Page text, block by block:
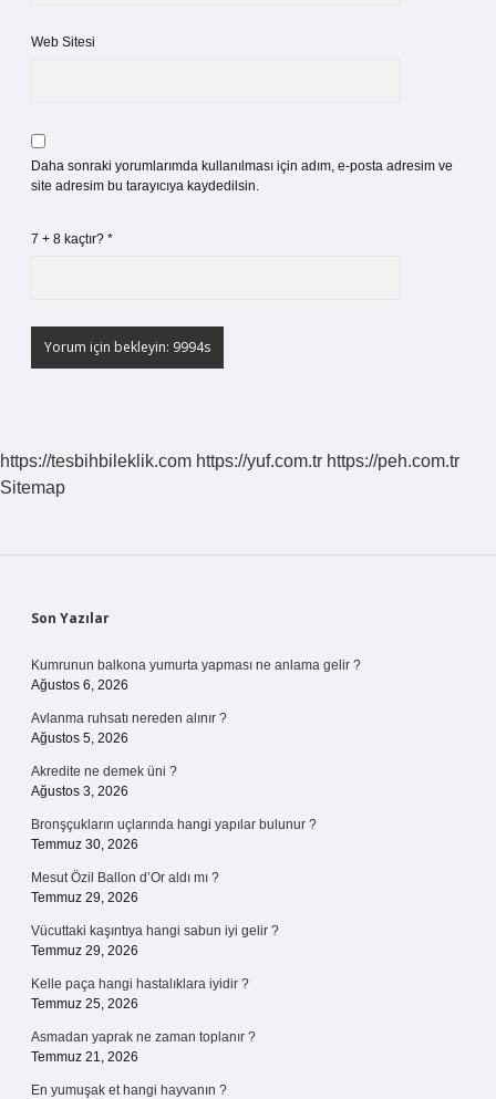
Web Sitesi
Daha sonraki yorumlarımda kullanılması için adım, e-posta adresim ve
site adresim bu tarayıcıya kaydedilsin.
7 + 8 kaçtır? *
https://tesbihbileklik.com https://yuf.com.tr https://peh.com.tr
Sitemap
Sidebar
Son Yazılar
Kumrunun balkona yumurta yapması ne anlama gelir ?
Ağustos 6, 2026
Avlanma ruhsatı nereden alınır ?
Ağustos 5, 2026
Akredite ne demek üni ?
Ağustos 3, 2026
Bronşçukların uçlarında hangi yapılar bulunur ?
Temmuz 30, 2026
Mesut Özil Ballon d’Or aldı mı ?
Temmuz 29, 2026
Vücuttaki kaşıntıya hangi sabun iyi gelir ?
Temmuz 29, 2026
Kelle paça hangi hastalıklara iyidir ?
Temmuz 25, 2026
Asmadan yaprak ne zaman toplanır ?
Temmuz 21, 2026
En yumuşak et hangi hayvanın ?